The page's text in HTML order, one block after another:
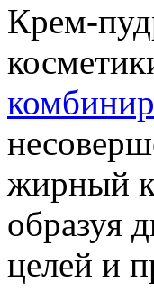
Крем-
жирный
образуя
целей и